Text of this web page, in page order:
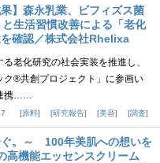
】森永乳業、ビフィズス菌
生活習慣改善による「老化
確認／株式会社Rhelixa
老化研究の社会実装を推進し、
ク®共創プロジェクト」に参画い
携……
原料 研究報告 美容 調査
ぐ。～ 100年美肌への想いを
機能エッセンスクリーム